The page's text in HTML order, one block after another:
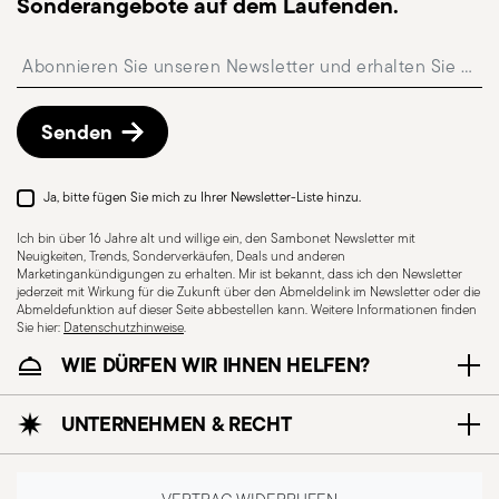
UTENSILS - Küchenutensilien sind zwar für die
Zubereitung von Mahlzeiten unverzichtbar,
müssen aber mit Sorgfalt verwendet werden, um
vermeiden. Im Folgenden finden Sie einige
Abholstation möglich und kann beim Checkout
Kostenlose Rückgabe innerhalb von 30 Tagenab
Rückgaberichtlinien-Seite
Vorgehensweise.
Senden
Ja, bitte fügen Sie mich zu Ihrer Newsletter-Liste hinzu.
Ich bin über 16 Jahre alt und willige ein, den Sambonet Newsletter mit
Neuigkeiten, Trends, Sonderverkäufen, Deals und anderen
Marketingankündigungen zu erhalten. Mir ist bekannt, dass ich den Newsletter
jederzeit mit Wirkung für die Zukunft über den Abmeldelink im Newsletter oder die
Abmeldefunktion auf dieser Seite abbestellen kann. Weitere Informationen finden
Sie hier: Datenschutzhinweise.
WIE DÜRFEN WIR IHNEN HELFEN?
UNTERNEHMEN & RECHT